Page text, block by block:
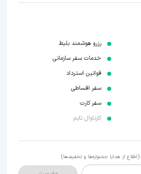
رزرو هوشمند بلیط
خدمات سفر سازمانی
قوانین استرداد
سفر اقساطی
سفر کارت
کارناوال تایم
(اطلاع از هدایا جشنواره‌ها و تخفیف‌ها)